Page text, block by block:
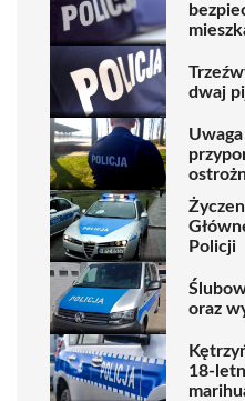
dwaj
Policji
oraz
18-